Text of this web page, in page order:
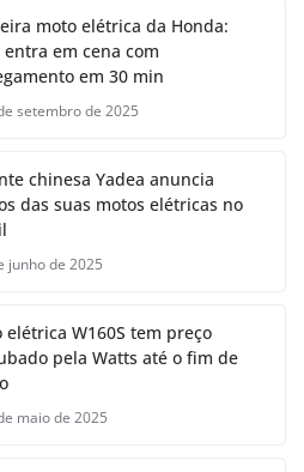
moto elétrica da Honda:
entra em cena com
em 30 min
setembro de 2025
chinesa Yadea anuncia
das suas motos elétricas no
junho de 2025
elétrica W160S tem preço
pela Watts até o fim de
maio de 2025